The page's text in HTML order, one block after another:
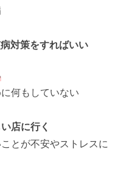
対策をすればいい
何もしていない
店に行く
が不安やストレスに